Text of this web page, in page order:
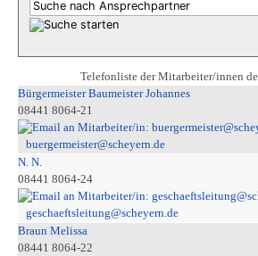
Telefonliste der Mitarbeiter/innen
Bürgermeister Baumeister Johannes
08441 8064-21
buergermeister@scheyern.de
N. N.
08441 8064-24
geschaeftsleitung@scheyern.de
Braun Melissa
08441 8064-22